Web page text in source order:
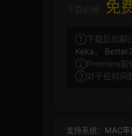
免
①下载后如解
Keka ，
②Premiere软
③对于任何问
支持系统： MAC苹